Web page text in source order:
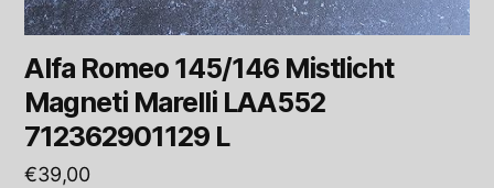
Alfa Romeo 145/146 Mistlicht
Magneti Marelli LAA552
712362901129 L
€39,00